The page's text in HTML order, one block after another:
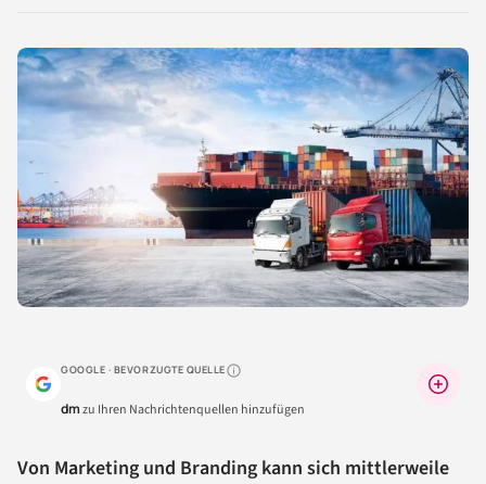
GOOGLE · BEVORZUGTE QUELLEWarum lohnt sich das?
dmzu Ihren Nachrichtenquellen hinzufügen
Von Marketing und Branding kann sich mittlerweile